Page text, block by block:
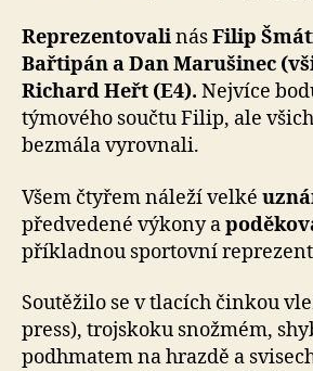
ReprezentovalinásFilip
Bařtipán a Dan Marušinec
Richard Heřt (E4). Nejvíce
týmového součtu Filip, ale
bezmála vyrovnali.
Všem čtyřem náleží velké
předvedené výkony a
příkladnou sportovní
Soutěžilo se v tlacích činkou
press), trojskoku snožmém,
podhmatem na hrazdě a